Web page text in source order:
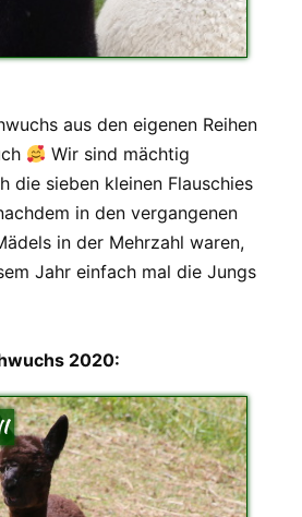
aus den eigenen Reihen
Wir sind mächtig
die sieben kleinen Flauschies
in den vergangenen
in der Mehrzahl waren,
Jahr einfach mal die Jungs
2020: